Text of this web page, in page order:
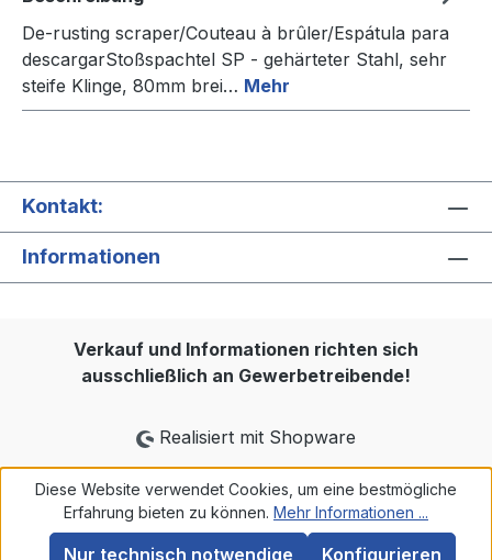
De-rusting scraper/Couteau à brûler/Espátula para
descargarStoßspachtel SP - gehärteter Stahl, sehr
steife Klinge, 80mm brei… Mehr
Kontakt:
Informationen
Verkauf und Informationen richten sich
ausschließlich an Gewerbetreibende!
Realisiert mit Shopware
Diese Website verwendet Cookies, um eine bestmögliche
Erfahrung bieten zu können. Mehr Informationen ...
Nur technisch notwendige Konfigurieren